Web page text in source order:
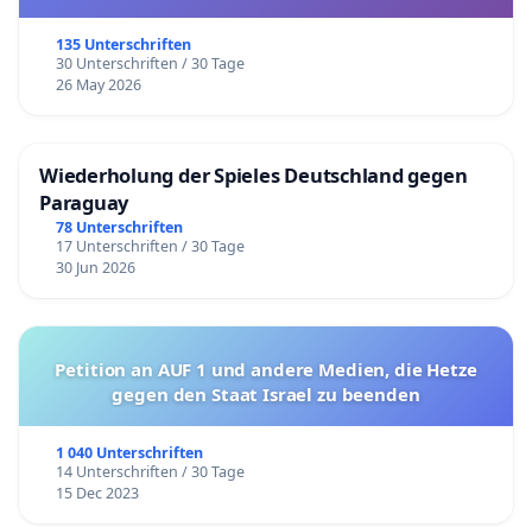
135 Unterschriften
30 Unterschriften / 30 Tage
26 May 2026
Wiederholung der Spieles Deutschland gegen
Paraguay
78 Unterschriften
17 Unterschriften / 30 Tage
30 Jun 2026
Petition an AUF 1 und andere Medien, die Hetze
gegen den Staat Israel zu beenden
1 040 Unterschriften
14 Unterschriften / 30 Tage
15 Dec 2023